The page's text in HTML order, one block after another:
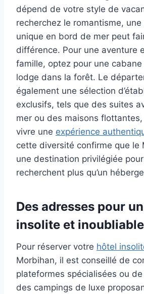
dépend de votre style de
recherchez le romantisme, une
unique en bord de mer peut
différence. Pour une aventure
famille, optez pour une
lodge dans la forêt. Le
également une sélection
exclusifs, tels que des suites
mer ou des maisons
vivre une expérience
cette diversité confirme que le
une destination privilégiée
recherchent plus qu’un
Des adresses pour
insolite et inoubliable
Pour réserver votre hôtel
Morbihan, il est conseillé de
plateformes spécialisées ou
des campings de luxe